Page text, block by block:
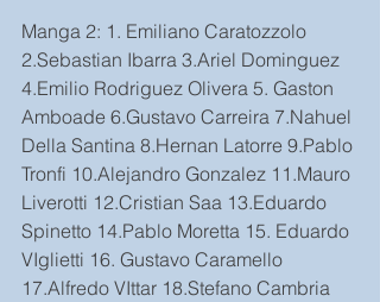
Manga 2: 1. Emiliano Caratozzolo
2.Sebastian Ibarra 3.Ariel Dominguez
4.Emilio Rodriguez Olivera 5. Gaston
Amboade 6.Gustavo Carreira 7.Nahuel
Della Santina 8.Hernan Latorre 9.Pablo
Tronfi 10.Alejandro Gonzalez 11.Mauro
Liverotti 12.Cristian Saa 13.Eduardo
Spinetto 14.Pablo Moretta 15. Eduardo
VIglietti 16. Gustavo Caramello
17.Alfredo VIttar 18.Stefano Cambria